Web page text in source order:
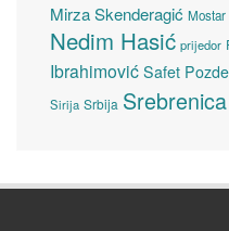
Mirza Skenderagić Mostar
Nedim Hasić prijedor
Ibrahimović Safet
Sirija Srbija Srebrenica